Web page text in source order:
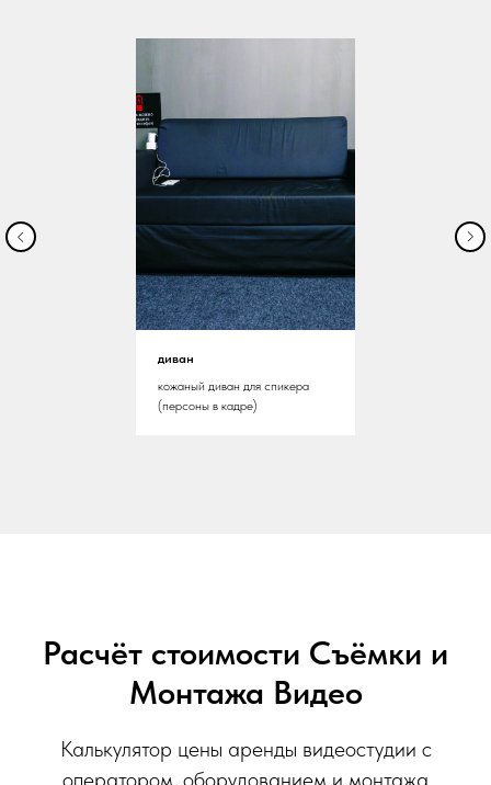
диван
кожаный диван для спикера
(персоны в кадре)
Расчёт стоимости Съёмки и
Монтажа Видео
Калькулятор цены аренды видеостудии с
оператором, оборудованием и монтажа